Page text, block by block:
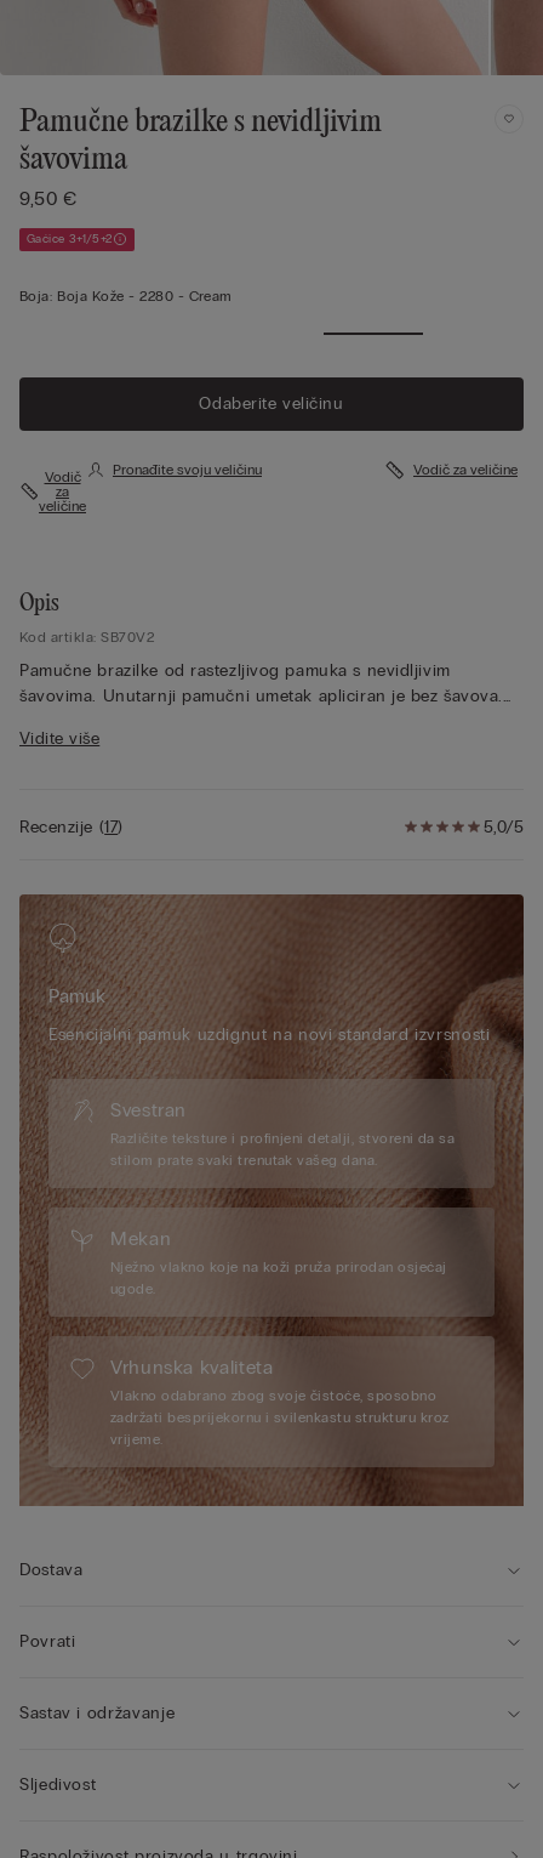
Pamučne brazilke s nevidljivim
šavovima
9,50 €
Gaćice 3+1/5+2
Boja: Boja Kože -2280 - Cream
Odaberite veličinu
Vodič
za
veličine
Pronađite svoju veličinu Vodič za veličine
Opis
Kod artikla: SB70V2
Pamučne brazilke od rastezljivog pamuka s nevidljivim
šavovima. Unutarnji pamučni umetak apliciran je bez šavova.
pripijene odjeće.
Vidite više
5,0/5
Recenzije (17)
Pamuk
Esencijalni pamuk uzdignut na novi standard izvrsnosti
Svestran
Različite teksture i profinjeni detalji, stvoreni da sa
stilom prate svaki trenutak vašeg dana.
Mekan
Nježno vlakno koje na koži pruža prirodan osjećaj
ugode.
Vrhunska kvaliteta
Vlakno odabrano zbog svoje čistoće, sposobno
zadržati besprijekornu i svilenkastu strukturu kroz
vrijeme.
Dostava
Povrati
Sastav i održavanje
Sljedivost